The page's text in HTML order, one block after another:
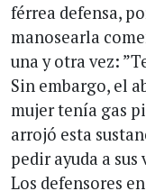
férrea defensa,
manosearla
una y otra vez:
Sin embargo, el
mujer tenía gas
arrojó esta
pedir ayuda a sus
Los defensores